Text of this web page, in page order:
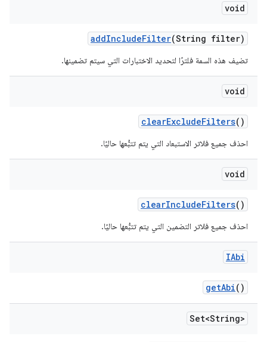
void
addIncludeFilter(String filter)
تضيف هذه السمة فلترًا لتحديد الاختبارات التي سيتم تضمينها.
void
clearExcludeFilters()
احذف جميع فلاتر الاستبعاد التي يتم تتبُّعها حاليًا.
void
clearIncludeFilters()
احذف جميع فلاتر التضمين التي يتم تتبُّعها حاليًا.
IAbi
getAbi()
Set<String>